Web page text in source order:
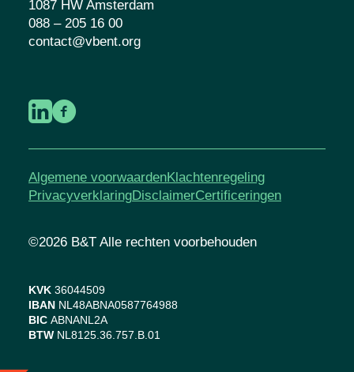
1087 HW Amsterdam
088 – 205 16 00
contact@vbent.org
Algemene voorwaardenKlachtenregeling
PrivacyverklaringDisclaimerCertificeringen
©2026 B&T Alle rechten voorbehouden
KVK 36044509
IBAN NL48ABNA0587764988
BIC ABNANL2A
BTW NL8125.36.757.B.01